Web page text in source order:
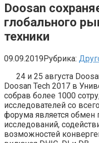
Doosan
глобального
техники
09.09.2019Рубрика:
24 и 25 августа
Doosan Tech 2017 в
собрав более 1000
исследователей со
форума является обмен
исследований,
возможностей